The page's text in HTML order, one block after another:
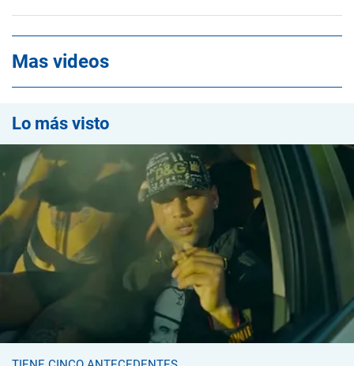
Mas videos
Lo más visto